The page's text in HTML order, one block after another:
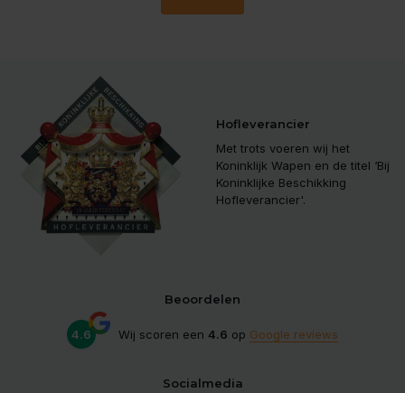
Hofleverancier
Met trots voeren wij het
Koninklijk Wapen en de titel ‘Bij
Koninklijke Beschikking
Hofleverancier'.
Beoordelen
4.6 Wij scoren een 4.6 op Google reviews
Socialmedia